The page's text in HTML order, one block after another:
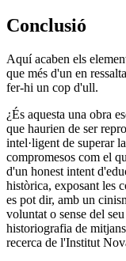
Conclusió
Aquí acaben els
que més d'un en
fer-hi un cop d'ull.
¿És aquesta una obra
que haurien de ser
intel·ligent de superar
compromesos com el
d'un honest intent
històrica, exposant les
es pot dir, amb un
voluntat o sense del
historiografia de
recerca de l'Institut